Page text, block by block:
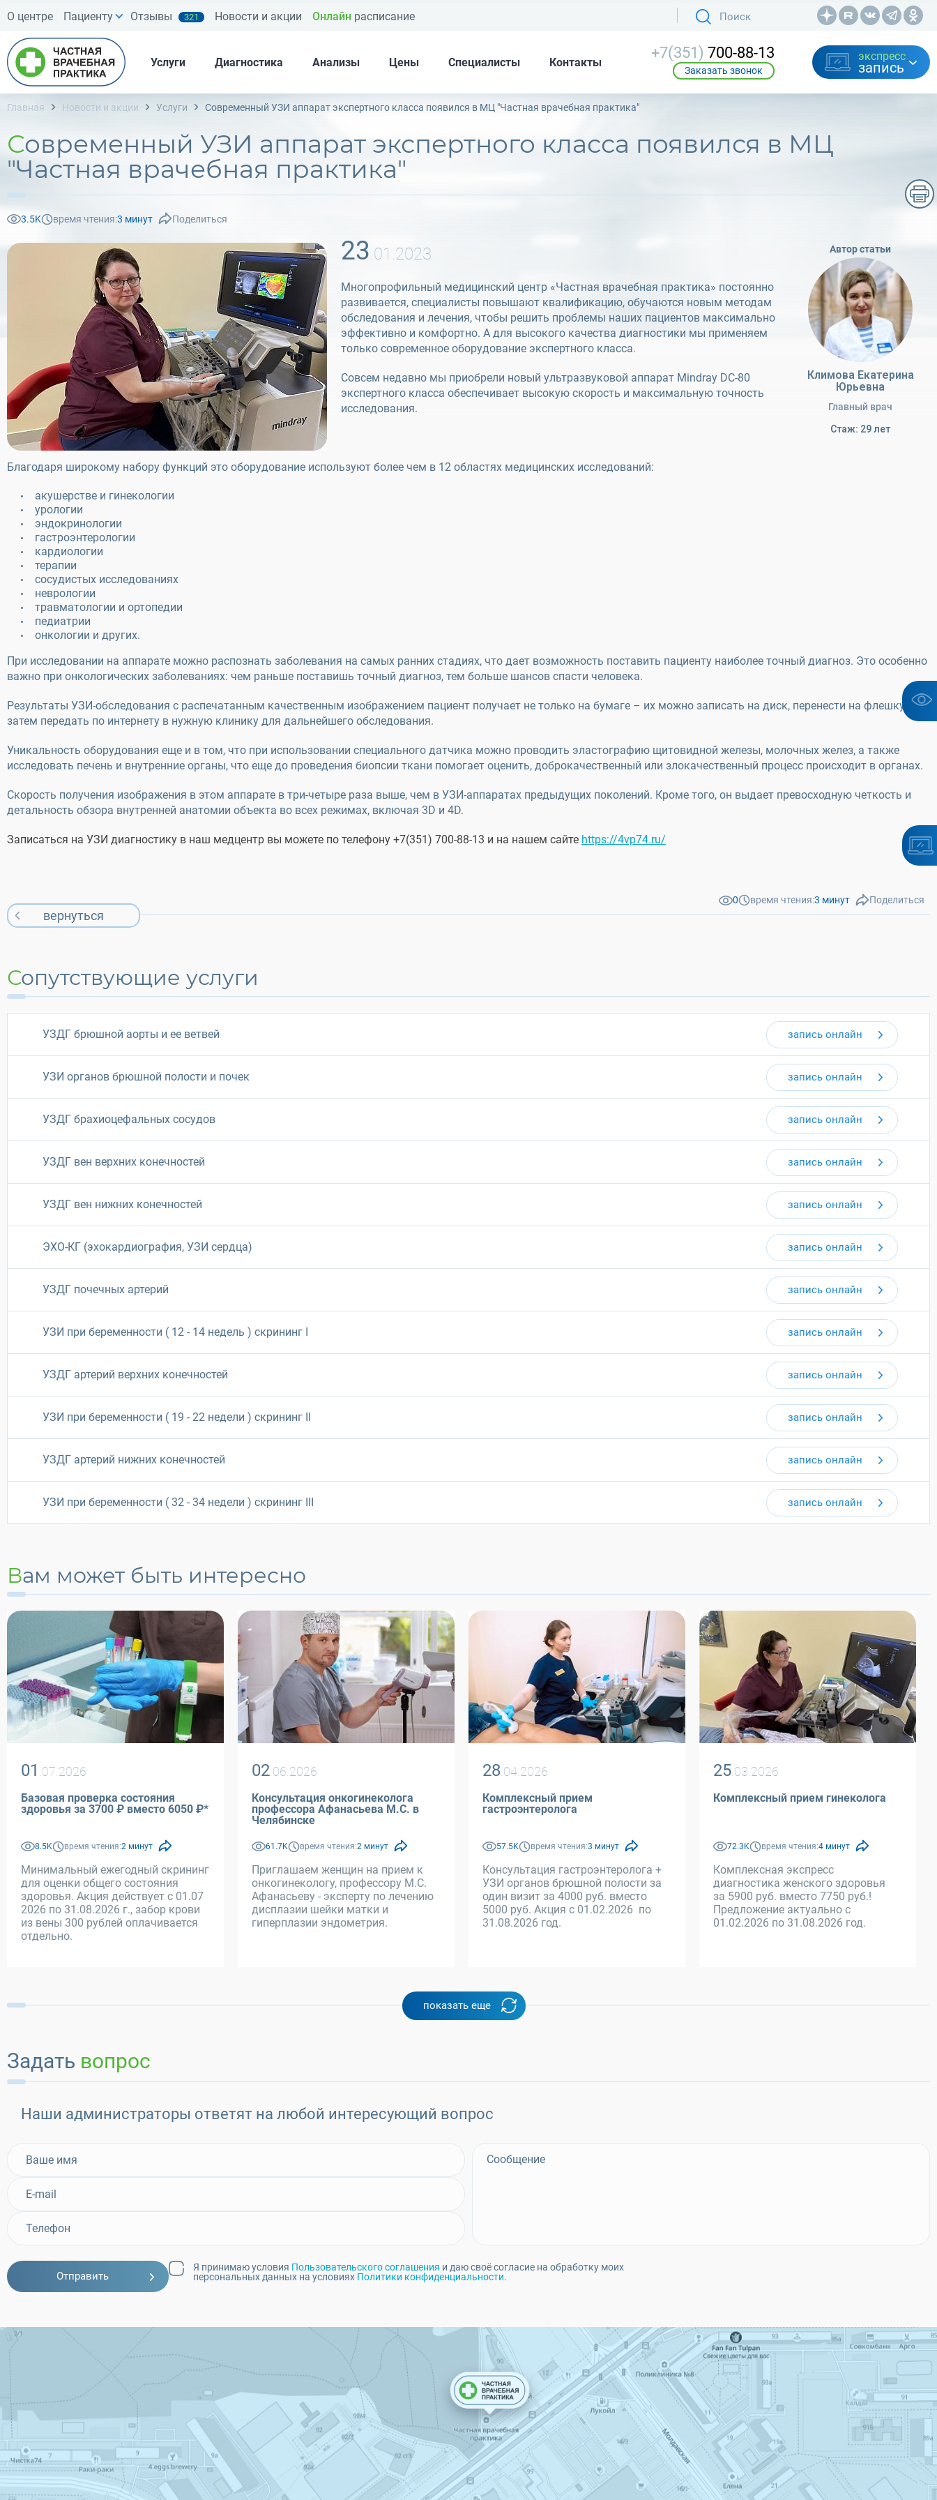
О центре Пациенту Отзывы 321 Новости и акции Онлайн расписание
Услуги Диагностика Анализы Цены Специалисты Контакты
+7(351) 700-88-13
Заказать звонок
экспресс
запись
Главная Новости и акции Услуги Современный УЗИ аппарат экспертного класса появился в МЦ "Частная врачебная практика"
Современный УЗИ аппарат экспертного класса появился в МЦ
"Частная врачебная практика"
3.5K время чтения:3 минут Поделиться
Автор статьи
Климова Екатерина
Юрьевна
Главный врач
Стаж: 29 лет
23.01.2023
Многопрофильный медицинский центр «Частная врачебная практика» постоянно
развивается, специалисты повышают квалификацию, обучаются новым методам
обследования и лечения, чтобы решить проблемы наших пациентов максимально
эффективно и комфортно. А для высокого качества диагностики мы применяем
только современное оборудование экспертного класса.
Совсем недавно мы приобрели новый ультразвуковой аппарат Mindray DC-80
экспертного класса обеспечивает высокую скорость и максимальную точность
исследования.
Благодаря широкому набору функций это оборудование используют более чем в 12 областях медицинских исследований:
акушерстве и гинекологии
урологии
эндокринологии
гастроэнтерологии
кардиологии
терапии
сосудистых исследованиях
неврологии
травматологии и ортопедии
педиатрии
онкологии и других.
При исследовании на аппарате можно распознать заболевания на самых ранних стадиях, что дает возможность поставить пациенту наиболее точный диагноз. Это особенно
важно при онкологических заболеваниях: чем раньше поставишь точный диагноз, тем больше шансов спасти человека.
Результаты УЗИ-обследования с распечатанным качественным изображением пациент получает не только на бумаге – их можно записать на диск, перенести на флешку и
затем передать по интернету в нужную клинику для дальнейшего обследования.
Уникальность оборудования еще и в том, что при использовании специального датчика можно проводить эластографию щитовидной железы, молочных желез, а также
исследовать печень и внутренние органы, что еще до проведения биопсии ткани помогает оценить, доброкачественный или злокачественный процесс происходит в органах.
Скорость получения изображения в этом аппарате в три-четыре раза выше, чем в УЗИ-аппаратах предыдущих поколений. Кроме того, он выдает превосходную четкость и
детальность обзора внутренней анатомии объекта во всех режимах, включая 3D и 4D.
Записаться на УЗИ диагностику в наш медцентр вы можете по телефону +7(351) 700-88-13 и на нашем сайте https://4vp74.ru/
вернуться
0 время чтения:3 минут Поделиться
Сопутствующие услуги
УЗДГ брюшной аорты и ее ветвей запись онлайн
УЗИ органов брюшной полости и почек запись онлайн
УЗДГ брахиоцефальных сосудов запись онлайн
УЗДГ вен верхних конечностей запись онлайн
УЗДГ вен нижних конечностей запись онлайн
ЭХО-КГ (эхокардиография, УЗИ сердца) запись онлайн
УЗДГ почечных артерий запись онлайн
УЗИ при беременности ( 12 - 14 недель ) скрининг I запись онлайн
УЗДГ артерий верхних конечностей запись онлайн
УЗИ при беременности ( 19 - 22 недели ) скрининг II запись онлайн
УЗДГ артерий нижних конечностей запись онлайн
УЗИ при беременности ( 32 - 34 недели ) скрининг III запись онлайн
Вам может быть интересно
01 .07.2026
Базовая проверка состояния
здоровья за 3700 ₽ вместо 6050 ₽*
8.5K время чтения:2 минут
Минимальный ежегодный скрининг
для оценки общего состояния
здоровья. Акция действует с 01.07
2026 по 31.08.2026 г., забор крови
из вены 300 рублей оплачивается
отдельно.
02 .06.2026
Консультация онкогинеколога
профессора Афанасьева М.С. в
Челябинске
61.7K время чтения:2 минут
Приглашаем женщин на прием к
онкогинекологу, профессору М.С.
Афанасьеву - эксперту по лечению
дисплазии шейки матки и
гиперплазии эндометрия.
28 .04.2026
Комплексный прием
гастроэнтеролога
57.5K время чтения:3 минут
Консультация гастроэнтеролога +
УЗИ органов брюшной полости за
один визит за 4000 руб. вместо
5000 руб. Акция с 01.02.2026 по
31.08.2026 год.
25 .03.2026
Комплексный прием гинеколога
72.3K время чтения:4 минут
Комплексная экспресс
диагностика женского здоровья
за 5900 руб. вместо 7750 руб.!
Предложение актуально с
01.02.2026 по 31.08.2026 год.
показать еще
Задать вопрос
Наши администраторы ответят на любой интересующий вопрос
Отправить
Я принимаю условия Пользовательского соглашения и даю своё согласие на обработку моих
персональных данных на условиях Политики конфиденциальности.